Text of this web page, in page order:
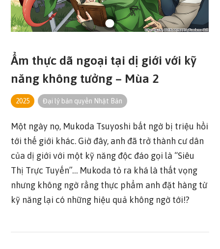
Ẩm thực dã ngoại tại dị giới với kỹ
năng không tưởng – Mùa 2
2025 Đại lý bản quyền Nhật Bản
Một ngày nọ, Mukoda Tsuyoshi bất ngờ bị triệu hồi
tới thế giới khác. Giờ đây, anh đã trở thành cư dân
của dị giới với một kỹ năng độc đáo gọi là “Siêu
Thị Trực Tuyến”… Mukoda tỏ ra khá là thất vọng
nhưng không ngờ rằng thực phẩm anh đặt hàng từ
kỹ năng lại có những hiệu quả không ngờ tới!?